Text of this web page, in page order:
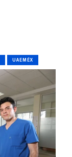
UAEMÉX